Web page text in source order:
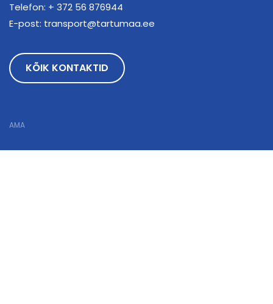
Telefon: + 372 56 876944
E-post: transport@tartumaa.ee
KÕIK KONTAKTID
AMA